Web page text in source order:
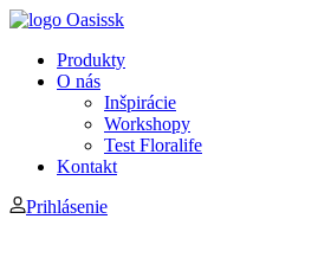
Produkty
O nás
Inšpirácie
Workshopy
Test Floralife
Kontakt
Prihlásenie